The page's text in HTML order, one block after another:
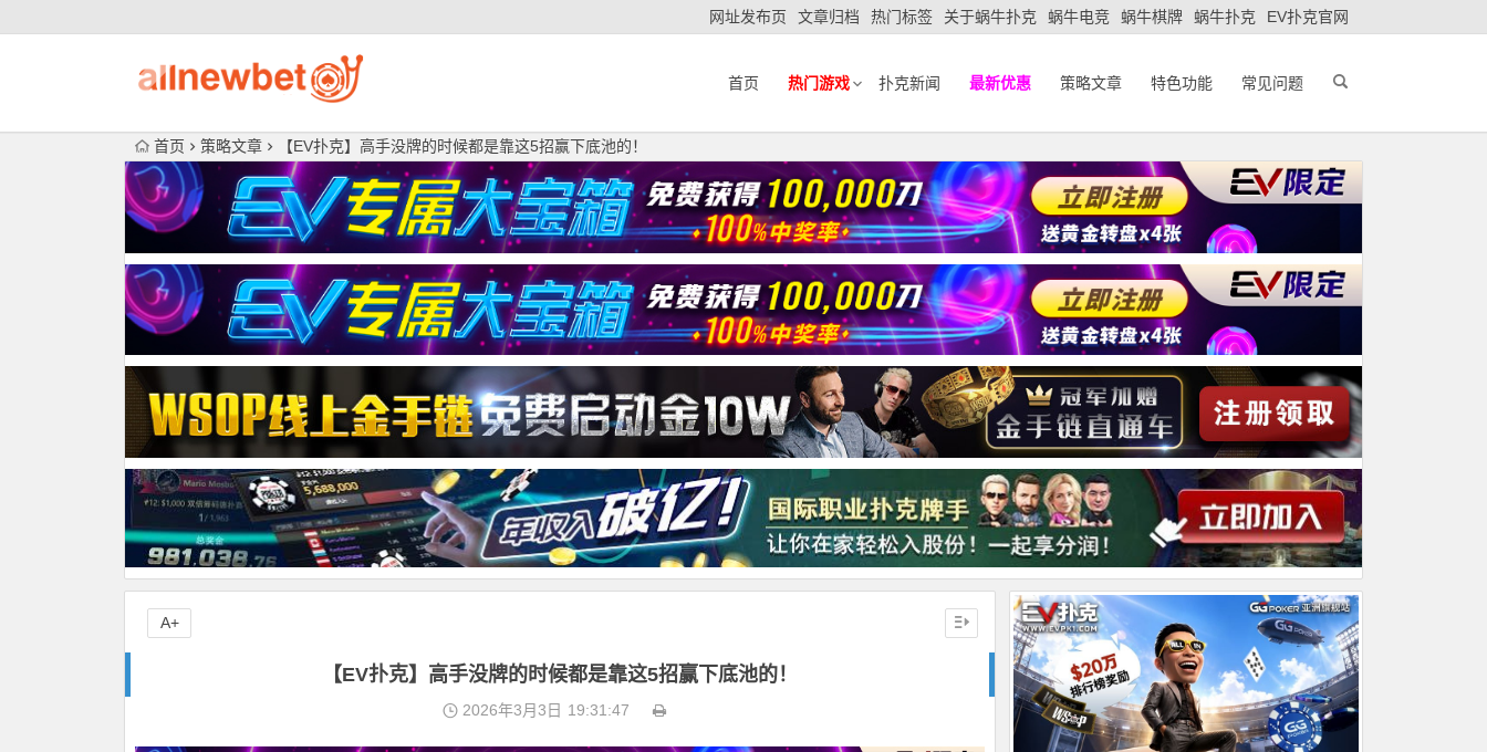
网址发布页 文章归档 热门标签 关于蜗牛扑克 蜗牛电竞 蜗牛棋牌 蜗牛扑克 EV扑克官网
首页 热门游戏 扑克新闻 最新优惠 策略文章 特色功能 常见问题
首页 策略文章 【EV扑克】高手没牌的时候都是靠这5招赢下底池的！
【EV扑克】高手没牌的时候都是靠这5招赢下底池的！
2026年3月3日 19:31:47
A+